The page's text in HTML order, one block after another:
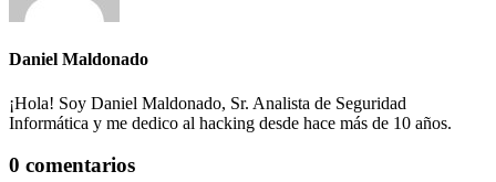
Daniel Maldonado
¡Hola! Soy Daniel Maldonado, Sr. Analista de Seguridad
Informática y me dedico al hacking desde hace más de 10 años.
0 comentarios